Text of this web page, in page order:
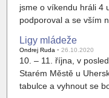
jsme o víkendu hráli 4
podporoval a se vším
Ligy mládeže
Ondrej Ruda - 26.10.2020
10. – 11. října, v
Starém Městě u
tabulce a vyhnout se